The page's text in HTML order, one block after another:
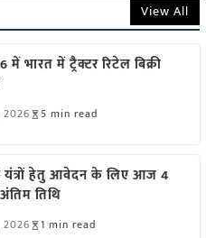
View All
भारत में ट्रैक्टर रिटेल बिक्री
5 min read
यंत्रों हेतु आवेदन के लिए आज 4
तिथि
1 min read